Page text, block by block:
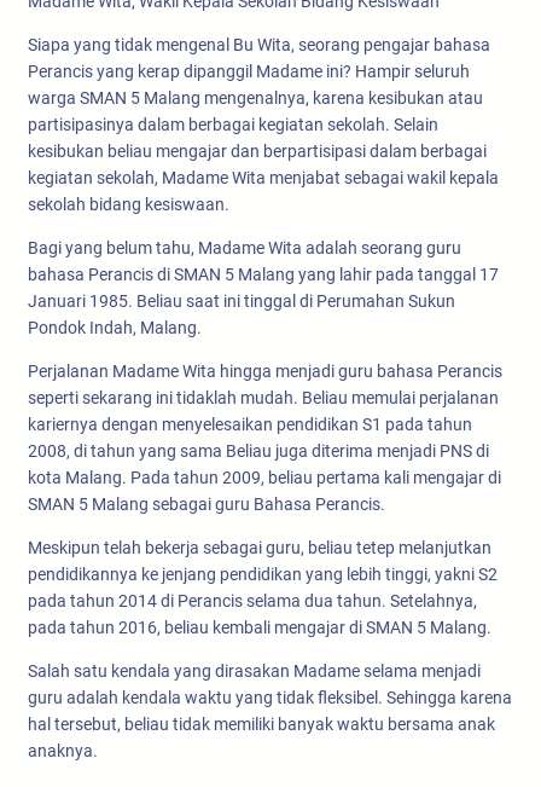
Siapa yang tidak mengenal Bu Wita, seorang pengajar bahasa
Perancis yang kerap dipanggil Madame ini? Hampir seluruh
warga SMAN 5 Malang mengenalnya, karena kesibukan atau
partisipasinya dalam berbagai kegiatan sekolah. Selain
kesibukan beliau mengajar dan berpartisipasi dalam berbagai
kegiatan sekolah, Madame Wita menjabat sebagai wakil kepala
sekolah bidang kesiswaan.
Bagi yang belum tahu, Madame Wita adalah seorang guru
bahasa Perancis di SMAN 5 Malang yang lahir pada tanggal 17
Januari 1985. Beliau saat ini tinggal di Perumahan Sukun
Pondok Indah, Malang.
Perjalanan Madame Wita hingga menjadi guru bahasa Perancis
seperti sekarang ini tidaklah mudah. Beliau memulai perjalanan
kariernya dengan menyelesaikan pendidikan S1 pada tahun
2008, di tahun yang sama Beliau juga diterima menjadi PNS di
kota Malang. Pada tahun 2009, beliau pertama kali mengajar di
SMAN 5 Malang sebagai guru Bahasa Perancis.
Meskipun telah bekerja sebagai guru, beliau tetep melanjutkan
pendidikannya ke jenjang pendidikan yang lebih tinggi, yakni S2
pada tahun 2014 di Perancis selama dua tahun. Setelahnya,
pada tahun 2016, beliau kembali mengajar di SMAN 5 Malang.
Salah satu kendala yang dirasakan Madame selama menjadi
guru adalah kendala waktu yang tidak fleksibel. Sehingga karena
hal tersebut, beliau tidak memiliki banyak waktu bersama anak
anaknya.